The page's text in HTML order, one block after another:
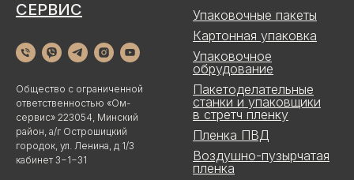
СЕРВИС
Общество с ограниченной
ответственностью «Ом-
сервис» 223054, Минский
район, а/г Острошицкий
городок, ул. Ленина, д 1/3
кабинет 3−1−31
Упаковочные пакеты
Картонная упаковка
Упаковочное
обрудование
Пакетоделательные
станки и упаковщики
в стретч пленку
Пленка ПВД
Воздушно-пузырчатая
пленка